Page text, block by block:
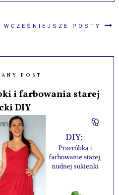
WCZEŚNIEJSZE POSTY
POST
i farbowania starej
DIY